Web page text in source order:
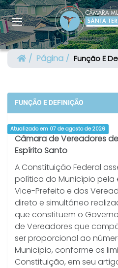
Página Função E
FUNÇÃO E DEFINIÇÃO
Atualizado em 07 de agosto de 2026
Câmara de Vereadores
Espírito Santo
A Constituição Federal
política do Município pela
Vice-Prefeito e dos
direto e simultâneo
que constituem o
de Vereadores que
ser proporcional ao
Município, conforme os
Constituição, em seu